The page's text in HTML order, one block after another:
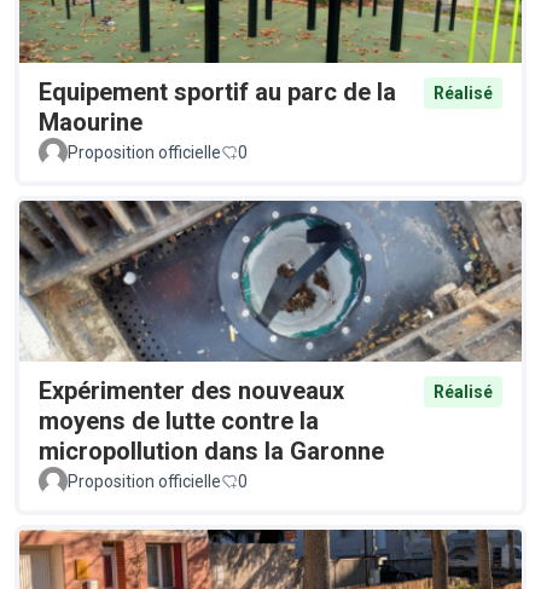
Equipement sportif au parc de la
Maourine
Réalisé
Proposition officielle 0
Expérimenter des nouveaux
moyens de lutte contre la
micropollution dans la Garonne
Réalisé
Proposition officielle 0